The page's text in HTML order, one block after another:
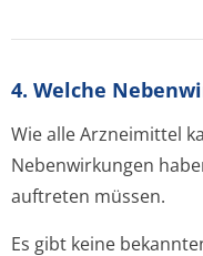
4. Welche
Wie alle Arzneimittel
Nebenwirkungen
auftreten müssen.
Es gibt keine